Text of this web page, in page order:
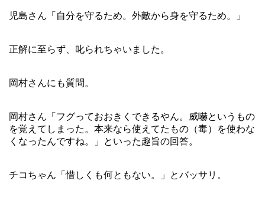
児島さん「自分を守るため。外敵から身を守るため。」
正解に至らず、叱られちゃいました。
岡村さんにも質問。
岡村さん「フグっておおきくできるやん。威嚇というもの
を覚えてしまった。本来なら使えてたもの（毒）を使わな
くなったんですね。」といった趣旨の回答。
チコちゃん「惜しくも何ともない。」とバッサリ。